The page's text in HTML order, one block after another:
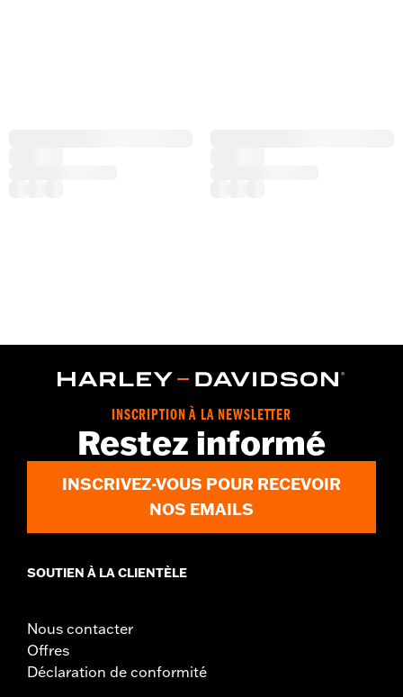
INSCRIPTION À LA NEWSLETTER
Restez informé
INSCRIVEZ-VOUS POUR RECEVOIR
NOS EMAILS
SOUTIEN À LA CLIENTÈLE
Nous contacter
Offres
Déclaration de conformité